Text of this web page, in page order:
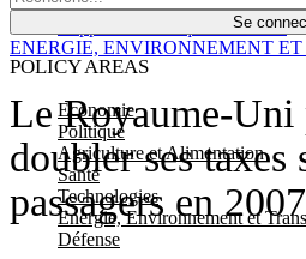
Se
POLICY AREAS
Economie
Politique
Agriculture et Alimentation
Santé
Technologies
Energie, Environnement et
Défense
Économie
Le Royaume-Uni
doubler ses taxes
passagers en 2007
ENERGIE, ENVIRONNEMENT ET